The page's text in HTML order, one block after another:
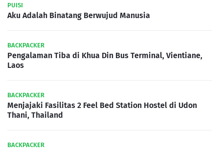
PUISI
Aku Adalah Binatang Berwujud Manusia
BACKPACKER
Pengalaman Tiba di Khua Din Bus Terminal, Vientiane,
Laos
BACKPACKER
Menjajaki Fasilitas 2 Feel Bed Station Hostel di Udon
Thani, Thailand
BACKPACKER